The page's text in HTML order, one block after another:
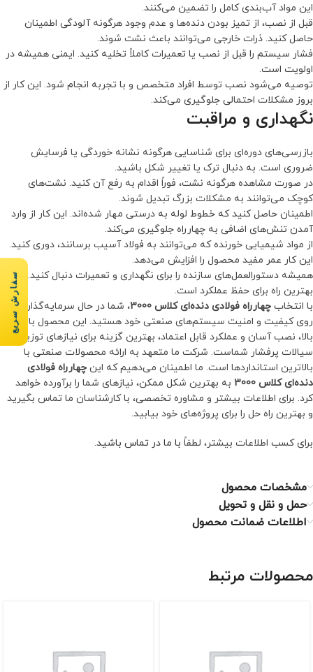
این مواد آب‌بندی کامل را تضمین می‌کنند.
قبل از نصب، از تمیز بودن دنده‌ها و عدم وجود هرگونه آلودگی اطمینان
حاصل کنید. ذرات خارجی می‌توانند باعث نشت شوند.
فشار سیستم را قبل از نصب یا تعمیرات کاملاً تخلیه کنید. ایمنی همیشه در
اولویت است.
توصیه می‌شود نصب توسط افراد متخصص و با تجربه انجام شود. این کار از
بروز مشکلات احتمالی جلوگیری می‌کند.
نگهداری و مراقبت
بازرسی‌های دوره‌ای برای شناسایی هرگونه نشانه خوردگی یا فرسایش
ضروری است. به دنبال ترک یا تغییر شکل باشید.
در صورت مشاهده هرگونه نشت، فوراً اقدام به رفع آن کنید. نشت‌های
کوچک می‌توانند به مشکلات بزرگ تبدیل شوند.
اطمینان حاصل کنید که خطوط لوله به درستی مهار شده‌اند. این کار از وارد
آمدن تنش‌های اضافی به چهارراه جلوگیری می‌کند.
از مواد شیمیایی خورنده که می‌توانند به فولاد آسیب برسانند، دوری کنید.
این کار عمر مفید محصول را افزایش می‌دهد.
همیشه دستورالعمل‌های سازنده را برای نگهداری و تعمیرات دنبال کنید. این
بهترین راه برای حفظ عملکرد است.
با انتخاب چهارراه فولادی دنده‌ای کلاس 3000
، شما در حال سرمایه‌گذاری بر
روی کیفیت و امنیت سیستم‌های صنعتی خود هستید. این محصول با دوام
بالا، نصب آسان و عملکرد قابل اعتماد، بهترین گزینه برای نیازهای توزیع
سیالات پرفشار شماست. شرکت ما متعهد به ارائه محصولات صنعتی با
بالاترین استانداردها است. ما اطمینان می‌دهیم که این چهارراه فولادی
دنده‌ای کلاس 3000
به بهترین شکل ممکن، نیازهای شما را برآورده خواهد
کرد. برای اطلاعات بیشتر و مشاوره تخصصی، با کارشناسان ما تماس بگیرید
و بهترین راه حل را برای پروژه‌های خود بیابید.
برای کسب اطلاعات بیشتر، لطفاً با ما در تماس باشید.
مشخصات محصول
حمل و نقل و تحویل
اطلاعات ضمانت محصول
محصولات مرتبط
سفارش سریع